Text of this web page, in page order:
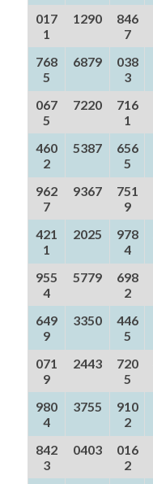
017
1
1290
846
7
768
5
6879
038
3
067
5
7220
716
1
460
2
5387
656
5
962
7
9367
751
9
421
1
2025
978
4
955
4
5779
698
2
649
9
3350
446
5
071
9
2443
720
5
980
4
3755
910
2
842
3
0403
016
2